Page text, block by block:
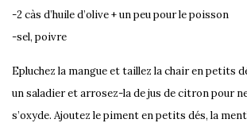
-2 càs d’huile d’olive + un peu pour le poisson
-sel, poivre
Epluchez la mangue et taillez la chair en petits
un saladier et arrosez-la de jus de citron pour ne
s’oxyde. Ajoutez le piment en petits dés, la